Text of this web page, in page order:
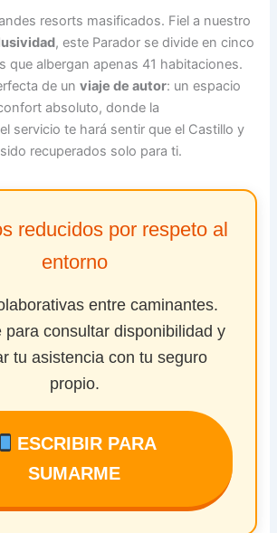
resorts masificados. Fiel a nuestro
, este Parador se divide en cinco
que albergan apenas 41 habitaciones.
de unviaje de autor: un espacio
absoluto, donde la
servicio te hará sentir que el Castillo y
recuperados solo para ti.
reducidos por respeto al
entorno
entre caminantes.
para consultar disponibilidad y
tu asistencia con tu seguro
propio.
ESCRIBIR PARA
SUMARME